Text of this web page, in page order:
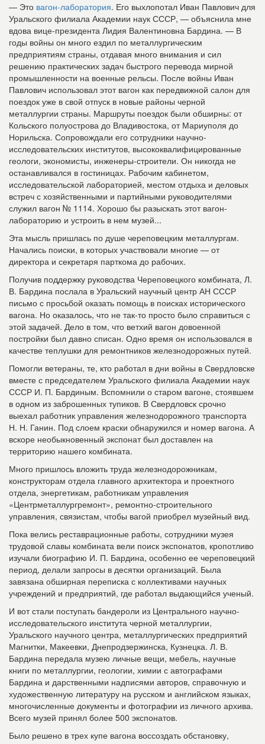
— Это вагон-лаборатория. Его выхлопотал Иван Павлович для
Уральского филиала Академии наук СССР, — объяснила мне
вдова вице-президента Лидия Валентиновна Бардина. — В
годы войны он много ездил по металлургическим
предприятиям страны, отдавая много внимания и сил
решению практических задач быстрого перевода мирной
промышленности на военные рельсы. После войны Иван
Павлович использовал этот вагон как передвижной салон для
поездок уже в свой отпуск в новые районы черной
металлургии страны. Маршруты поездок были обширны: от
Кольского полуострова до Владивостока, от Мариуполя до
Норильска. Сопровождали его сотрудники научно-
исследовательских институтов, высококвалифицированные
геологи, экономисты, инженеры-строители. Он никогда не
останавливался в гостиницах. Рабочим кабинетом,
исследовательской лабораторией, местом отдыха и деловых
встреч с хозяйственными и партийными руководителями
служил вагон № 1114. Хорошо бы разыскать этот ва­гон-
лабораторию и устроить в нем музей...
Эта мысль пришлась по душе череповецким металлургам.
Начались поиски, в которых участвовали многие — от
директора и секретаря парткома до рабочих.
Получив поддержку руководства Череповецкого комбината, Л.
В. Бардина послала в Уральский научный центр АН СССР
письмо с просьбой оказать помощь в поисках исторического
вагона. Но оказалось, что не так-то просто было справиться с
этой задачей. Дело в том, что ветхий вагон довоенной
постройки был давно списан. Одно время он использовался в
качестве теплушки для ремонтников железнодорожных путей.
Помогли ветераны, те, кто работал в дни войны в Свердловске
вместе с председателем Уральского филиала Академии наук
СССР И. П. Бардиным. Вспомнили о старом вагоне, стоявшем
в одном из заброшенных тупиков. В Свердловск срочно
выехал работник управления железнодорожного транспорта
Н. Н. Ганин. Под слоем краски обнаружился и номер вагона. А
вскоре необыкновенный экспонат был доставлен на
территорию нашего комбината.
Много пришлось вложить труда железнодорожникам,
конструкторам отдела главного архитектора и проектного
отдела, энергетикам, работникам управления
«Центрметаллургремонт», ремонтно-строительного
управления, связистам, чтобы вагой приобрел музейный вид.
Пока велись реставрационные работы, сотрудники музея
трудовой славы комбината вели поиск экспонатов, кропотливо
изучали биографию И. П. Бардина, особенно ее череповецкий
период, делали запросы в десятки организаций. Была
завязана обширная переписка с коллективами научных
учреждений и предприятий, где работал выдающийся ученый.
И вот стали поступать бандероли из Центрального научно-
исследовательского института черной металлургии,
Уральского научного центра, металлургических предприятий
Магнитки, Макеевки, Днепродзержинска, Кузнецка. Л. В.
Бардина передала музею личные вещи, мебель, научные
книги по металлургии, геологии, химии с автографами
Бардина и дарственными надписями авторов, справочную и
художественную литературу на русском и английском языках,
многочисленные документы и фотографии из личного архива.
Всего музей принял более 500 экспонатов.
Было решено в трех купе вагона воссоздать обстановку,